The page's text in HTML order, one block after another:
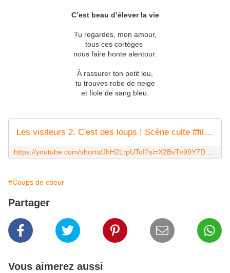
C’est beau d’élever la vie
Tu regardes, mon amour,
tous ces cortèges
nous faire honte alentour.
À rassurer ton petit leu,
tu trouves robe de neige
et fiole de sang bleu.
Les visiteurs 2. C'est des loups ! Scène culte #film #humour #comique #Extrait
#Coups de coeur
Partager
Vous aimerez aussi